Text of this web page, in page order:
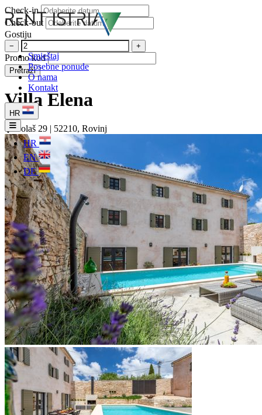
Smještaj
Posebne ponude
O nama
Kontakt
HR
HR
EN
DE
Check-in
Check-out
Gostiju
− +
Promo kod
Pretraži
Villa Elena
Golaš 29 | 52210, Rovinj